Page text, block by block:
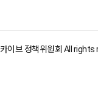
이브 정책위원회 All